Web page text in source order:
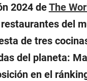
2024 deThe
del
de tres
del planeta:
en el